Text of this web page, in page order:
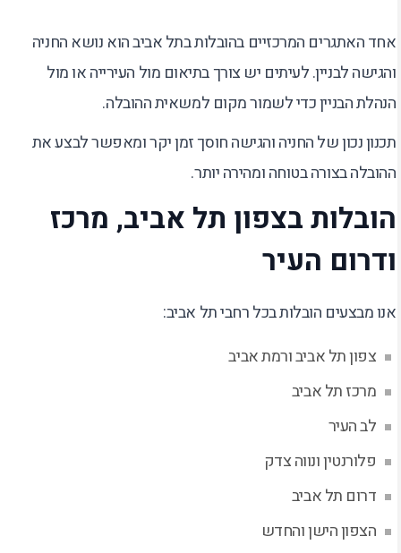
אחד האתגרים המרכזיים בהובלות בתל אביב הוא נושא החניה
והגישה לבניין. לעיתים יש צורך בתיאום מול העירייה או מול
הנהלת הבניין כדי לשמור מקום למשאית ההובלה.
תכנון נכון של החניה והגישה חוסך זמן יקר ומאפשר לבצע את
ההובלה בצורה בטוחה ומהירה יותר.
הובלות בצפון תל אביב, מרכז
ודרום העיר
אנו מבצעים הובלות בכל רחבי תל אביב:
צפון תל אביב ורמת אביב
מרכז תל אביב
לב העיר
פלורנטין ונווה צדק
דרום תל אביב
הצפון הישן והחדש